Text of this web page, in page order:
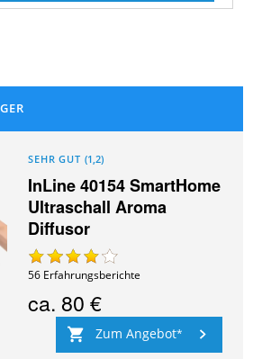
SEHR GUT (1,2)
InLine 40154 SmartHome
Ultraschall Aroma
Diffusor
56 Erfahrungsberichte
ca. 80 €
Zum Angebot